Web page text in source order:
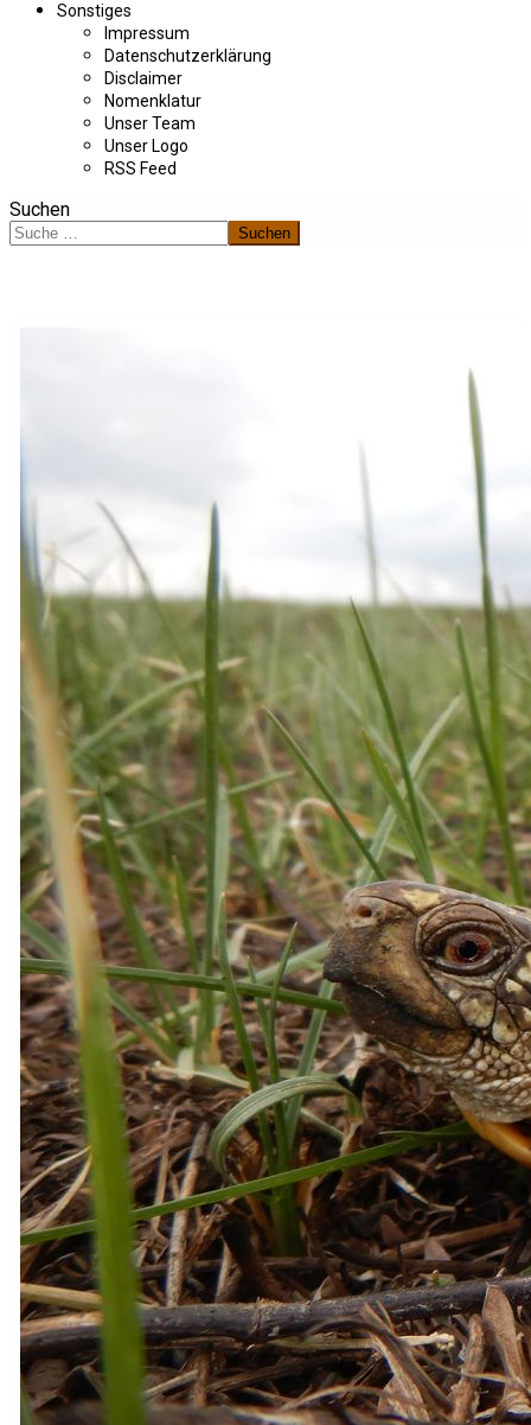
Sonstiges
Impressum
Datenschutzerklärung
Disclaimer
Nomenklatur
Unser Team
Unser Logo
RSS Feed
Suchen
Suchen